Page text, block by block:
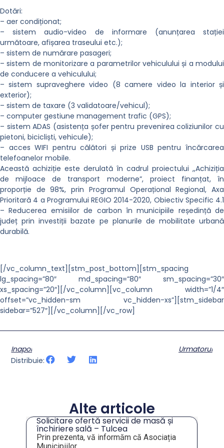
Dotări:
– aer condiționat;
– sistem audio-video de informare (anunțarea stației
următoare, afișarea traseului etc.);
– sistem de numărare pasageri;
– sistem de monitorizare a parametrilor vehiculului și a modului
de conducere a vehiculului;
– sistem supraveghere video (8 camere video la interior și
exterior);
– sistem de taxare (3 validatoare/vehicul);
– computer gestiune management trafic (GPS);
– sistem ADAS (asistența șofer pentru prevenirea coliziunilor cu
pietoni, bicicliști, vehicule);
– acces WIFI pentru călători și prize USB pentru încărcarea
telefoanelor mobile.
Această achiziție este derulată în cadrul proiectului ,,Achiziția
de mijloace de transport moderne”, proiect finanțat, în
proporție de 98%, prin Programul Operațional Regional, Axa
Prioritară 4 a Programului REGIO 2014-2020, Obiectiv Specific 4.1
– Reducerea emisiilor de carbon în municipiile reședință de
județ prin investiții bazate pe planurile de mobilitate urbană
durabilă.
[/vc_column_text][stm_post_bottom][stm_spacing
lg_spacing=”80″ md_spacing=”80″ sm_spacing=”30″
xs_spacing=”20″][/vc_column][vc_column width=”1/4″
offset=”vc_hidden-sm vc_hidden-xs”][stm_sidebar
sidebar=”527″][/vc_column][/vc_row]
Inapoi
Urmatorul
Distribuie:
Alte articole
Solicitare ofertă servicii de masă și
închiriere sală – Tulcea
Prin prezenta, vă informăm că Asociația